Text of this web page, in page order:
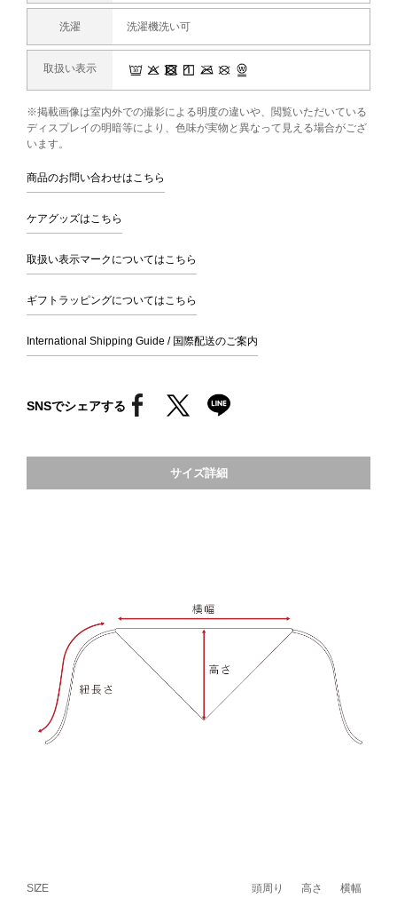
洗濯 洗濯機洗い可
取扱い表示
※掲載画像は室内外での撮影による明度の違いや、閲覧いただいている
ディスプレイの明暗等により、色味が実物と異なって見える場合がござ
います。
商品のお問い合わせはこちら
ケアグッズはこちら
取扱い表示マークについてはこちら
ギフトラッピングについてはこちら
International Shipping Guide / 国際配送のご案内
SNSでシェアする
サイズ詳細
SIZE 頭周り 高さ 横幅